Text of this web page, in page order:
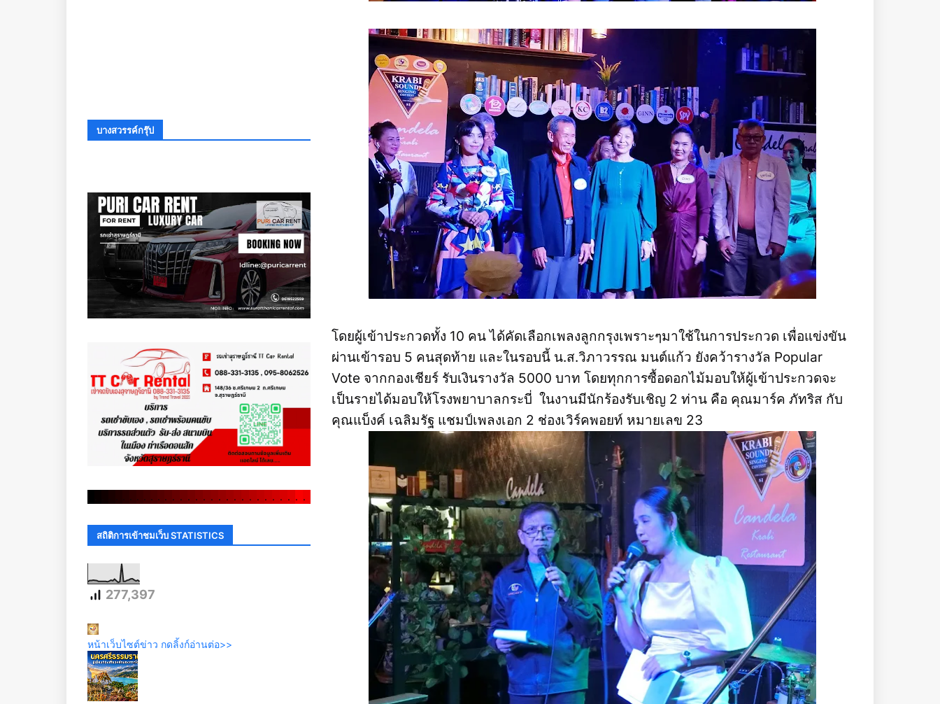
โดยผู้เข้าประกวดทั้ง 10 คน ได้คัดเลือกเพลงลูกกรุงเพราะๆมาใช้ในการประกวด เพื่อแข่งขัน
ผ่านเข้ารอบ 5 คนสุดท้าย และในรอบนี้ น.ส.วิภาวรรณ มนต์แก้ว ยังคว้ารางวัล Popular
Vote จากกองเชียร์ รับเงินรางวัล 5000 บาท โดยทุกการซื้อดอกไม้มอบให้ผู้เข้าประกวดจะ
เป็นรายได้มอบให้โรงพยาบาลกระบี่ ในงานมีนักร้องรับเชิญ 2 ท่าน คือ คุณมาร์ค ภัทริส กับ
คุณแบ็งค์ เฉลิมรัฐ แชมป์เพลงเอก 2 ช่องเวิร์คพอยท์ หมายเลข 23
บางสวรรค์กรุ๊ป
. . . . . . . . . . . . . . . . . . . . . . . . .
สถิติการเข้าชมเว็บ STATISTICS
277,397
หน้าเว็บไซต์ข่าว กดลิ้งก์อ่านต่อ>>